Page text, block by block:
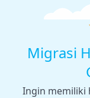
Migrasi
Ingin memiliki